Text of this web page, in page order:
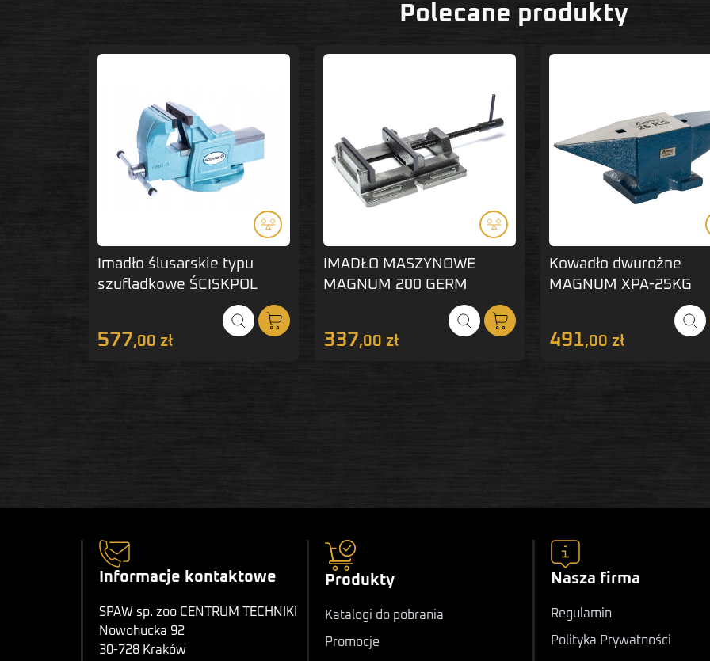
Polecane produkty
Imadło ślusarskie typu
szufladkowe ŚCISKPOL
577,00 zł
IMADŁO MASZYNOWE
MAGNUM 200 GERM
337,00 zł
Kowadło dwurożne
MAGNUM XPA-25KG
491,00 zł
Informacje kontaktowe
SPAW sp. zoo CENTRUM TECHNIKI
Nowohucka 92
30-728 Kraków
Produkty
Katalogi do pobrania
Promocje
Nasza firma
Regulamin
Polityka Prywatności